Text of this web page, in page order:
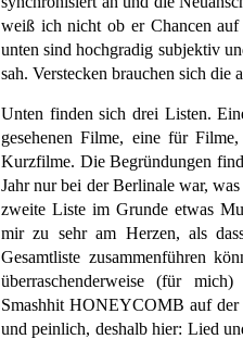
weiß ich nicht ob er Chancen
unten sind hochgradig subjektiv
sah. Verstecken brauchen sich die
Unten finden sich drei Listen.
gesehenen Filme, eine für
Kurzfilme. Die Begründungen
Jahr nur bei der Berlinale war,
zweite Liste im Grunde etwas
mir zu sehr am Herzen, als
Gesamtliste zusammenführen
überraschenderweise (für
Smashhit HONEYCOMB auf der
und peinlich, deshalb hier: Lied